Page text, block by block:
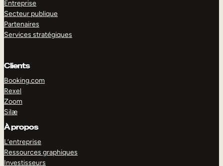
Entreprise
Secteur publique
Partenaires
Services stratégiques
Clients
Booking.com
Rexel
Zoom
Silæ
À propos
L’entreprise
Ressources graphiques
Investisseurs